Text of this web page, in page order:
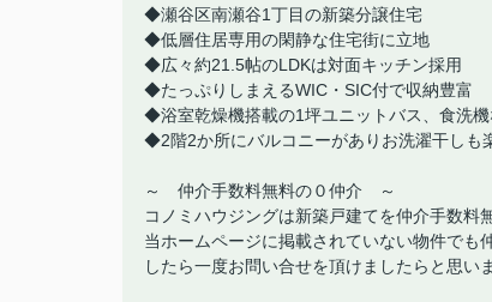
◆瀬谷区南瀬谷1丁目の新築分譲住宅
◆低層住居専用の閑静な住宅街に立地
◆広々約21.5帖のLDKは対面キッチン採用
◆たっぷりしまえるWIC・SIC付で収納豊富
◆浴室乾燥機搭載の1坪ユニットバス、食洗
◆2階2か所にバルコニーがありお洗濯干しも
～ 仲介手数料無料の０仲介 ～
コノミハウジングは新築戸建てを仲介手数
当ホームページに掲載されていない物件でも
したら一度お問い合せを頂けましたらと思いま